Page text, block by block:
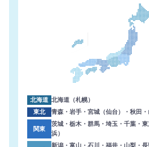
【埼玉県】コピー機 SHARP 導入のお問
【三重県】複合機 FUJIFILM 導入のお問
した。ありがとうございます。
2026年8月6日 14:59
【熊本県】複合機 KONICA MINOLTA 導
を頂きました。ありがとうございます。
2026年8月6日 14:58
【東京都】コピー機 TOSHIBA 導入のお
ました。ありがとうございます。
北海道 北海道（札幌）
東北
青森・岩手・宮城（仙台）・秋田
関東
茨城・栃木・群馬・埼玉・千葉・
浜）
新潟・富山・石川・福井・山梨・